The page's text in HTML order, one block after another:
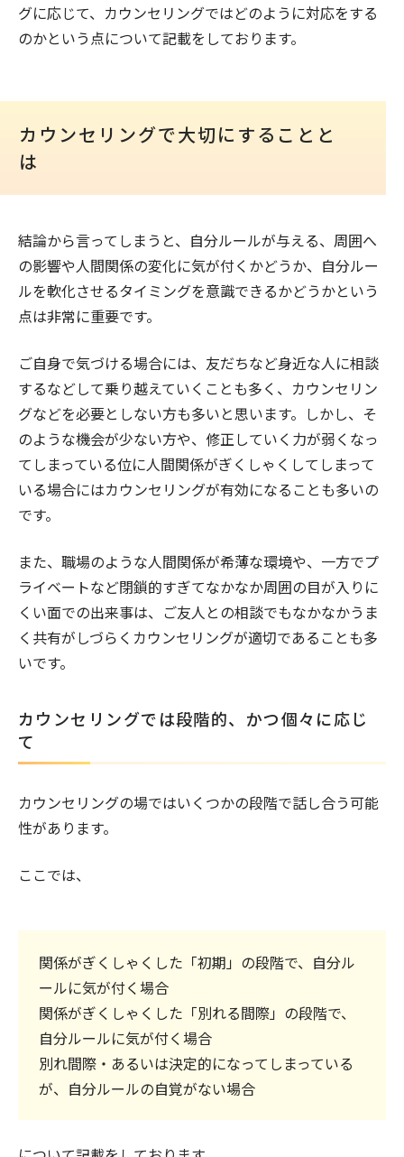
グに応じて、カウンセリングではどのように対応をする
のかという点について記載をしております。
カウンセリングで大切にすることと
は
結論から言ってしまうと、自分ルールが与える、周囲へ
の影響や人間関係の変化に気が付くかどうか、自分ルー
ルを軟化させるタイミングを意識できるかどうかという
点は非常に重要です。
ご自身で気づける場合には、友だちなど身近な人に相談
するなどして乗り越えていくことも多く、カウンセリン
グなどを必要としない方も多いと思います。しかし、そ
のような機会が少ない方や、修正していく力が弱くなっ
てしまっている位に人間関係がぎくしゃくしてしまって
いる場合にはカウンセリングが有効になることも多いの
です。
また、職場のような人間関係が希薄な環境や、一方でプ
ライベートなど閉鎖的すぎてなかなか周囲の目が入りに
くい面での出来事は、ご友人との相談でもなかなかうま
く共有がしづらくカウンセリングが適切であることも多
いです。
カウンセリングでは段階的、かつ個々に応じ
て
カウンセリングの場ではいくつかの段階で話し合う可能
性があります。
ここでは、
関係がぎくしゃくした「初期」の段階で、自分ル
ールに気が付く場合
関係がぎくしゃくした「別れる間際」の段階で、
自分ルールに気が付く場合
別れ間際・あるいは決定的になってしまっている
が、自分ルールの自覚がない場合